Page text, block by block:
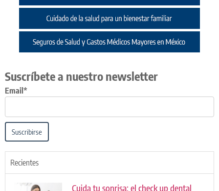
Suscríbete a nuestro newsletter
Email*
Suscribirse
Recientes
Cuida tu sonrisa: el check up dental